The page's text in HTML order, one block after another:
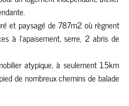
et paysagé de 787m2 où règnent
à l'apaisement, serre, 2 abris de
atypique, à seulement 1.5km
de nombreux chemins de balade